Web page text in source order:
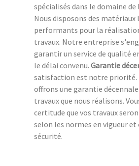
spécialisés dans le domaine de
Nous disposons des matériaux
performants pour la
travaux. Notre entreprise
garantir un service de qualité
le délai convenu. Garantie
satisfaction est notre priorité.
offrons une garantie
travaux que nous réalisons.
certitude que vos travaux
selon les normes en vigueur
sécurité.